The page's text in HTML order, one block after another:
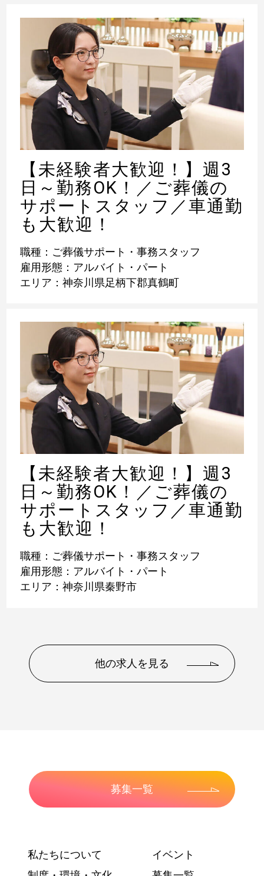
【未経験者大歓迎！】週3
日～勤務OK！／ご葬儀の
サポートスタッフ／車通勤
も大歓迎！
職種：ご葬儀サポート・事務スタッフ
雇用形態：アルバイト・パート
エリア：神奈川県足柄下郡真鶴町
【未経験者大歓迎！】週3
日～勤務OK！／ご葬儀の
サポートスタッフ／車通勤
も大歓迎！
職種：ご葬儀サポート・事務スタッフ
雇用形態：アルバイト・パート
エリア：神奈川県秦野市
他の求人を見る
募集一覧
私たちについて
イベント